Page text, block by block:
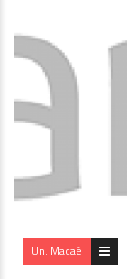
Un. Macaé